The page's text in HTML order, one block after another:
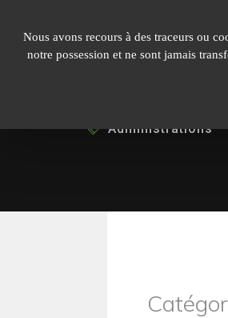
Administrations
Nous avons recours à des traceurs ou
notre possession et ne sont jamais